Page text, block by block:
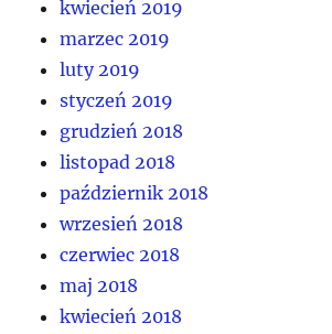
kwiecień 2019
marzec 2019
luty 2019
styczeń 2019
grudzień 2018
listopad 2018
październik 2018
wrzesień 2018
czerwiec 2018
maj 2018
kwiecień 2018